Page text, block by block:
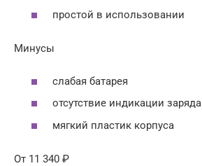
простой в использовании
Минусы
слабая батарея
отсутствие индикации заряда
мягкий пластик корпуса
От 11 340 ₽